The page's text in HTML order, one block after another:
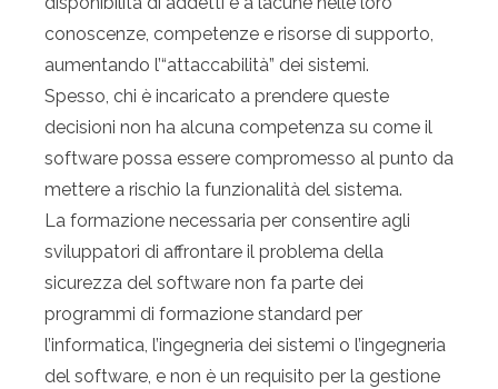
conoscenze, competenze e risorse di supporto,
aumentando l’“attaccabilità” dei sistemi.
Spesso, chi è incaricato a prendere queste
decisioni non ha alcuna competenza su come il
software possa essere compromesso al punto da
mettere a rischio la funzionalità del sistema.
La formazione necessaria per consentire agli
sviluppatori di affrontare il problema della
sicurezza del software non fa parte dei
programmi di formazione standard per
l’informatica, l’ingegneria dei sistemi o l’ingegneria
del software, e non è un requisito per la gestione